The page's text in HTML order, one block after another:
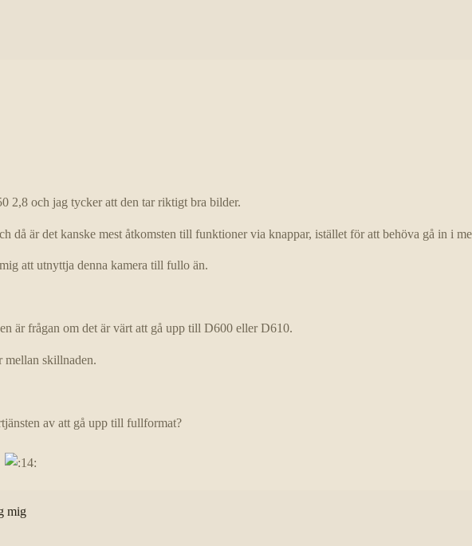
2,8 och jag tycker att den tar riktigt bra bilder.
då är det kanske mest åtkomsten till funktioner via knappar, istället för att behöva gå in i
att utnyttja denna kamera till fullo än.
är frågan om det är värt att gå upp till D600 eller D610.
mellan skillnaden.
av att gå upp till fullformat?
mig